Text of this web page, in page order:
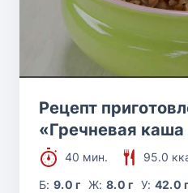
Рецепт
«Гречневая каша
40 мин.
95.0
Б:9.0 г Ж: 8.0 г У: 42.0 г